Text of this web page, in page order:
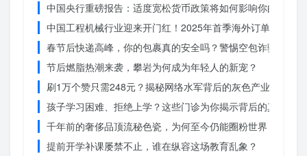
中国央行重磅报告：适度宽松货币政策将如何影响你的消费？
中国工程机械行业迎来开门红！2025年首季海外订单激增，
春节后快递高峰，你的包裹真的安全吗？警惕空包诈骗
节后燃脂热潮来袭，攀岩为何成为年轻人的新宠？
刷1万个赞只需248元？揭秘网络水军背后的灰色产业链
孩子学习困难、拒绝上学？这些门诊为你揭示背后的真相
千年前的奢侈品顶流秘色瓷，为何至今仍能圈粉世界？揭秘
提前开学补课屡禁不止，谁在纵容这场教育乱象？